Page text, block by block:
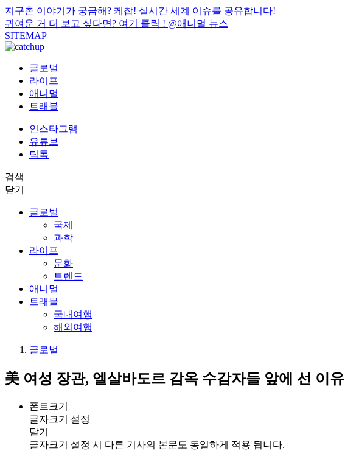
지구촌 이야기가 궁금해? 케찹! 실시간 세계 이슈를 공유합니다!
귀여운 거 더 보고 싶다면? 여기 클릭 ! @애니멀 뉴스
SITEMAP
글로벌
라이프
애니멀
트래블
인스타그램
유튜브
틱톡
검색
닫기
글로벌
국제
과학
라이프
문화
트렌드
애니멀
트래블
국내여행
해외여행
글로벌
美 여성 장관, 엘살바도르 감옥 수감자들 앞에 선 이유
폰트크기
글자크기 설정
닫기
글자크기 설정 시 다른 기사의 본문도 동일하게 적용 됩니다.